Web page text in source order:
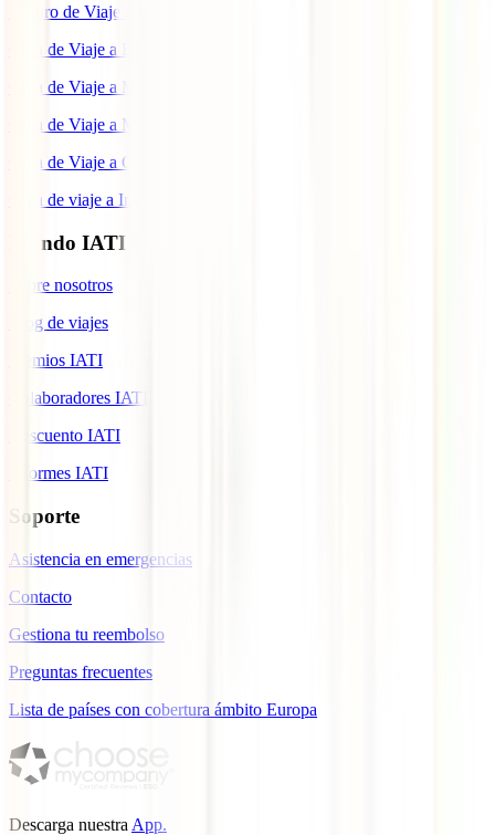
Seguro de Viaje a Colombia
Guía de Viaje a Estados Unidos
Guía de Viaje a México
Guía de Viaje a Marruecos
Guía de Viaje a Cuba
Guía de viaje a Indonesia
Mundo IATI
Sobre nosotros
Blog de viajes
Premios IATI
Colaboradores IATI
Descuento IATI
Informes IATI
Soporte
Asistencia en emergencias
Contacto
Gestiona tu reembolso
Preguntas frecuentes
Lista de países con cobertura ámbito Europa
Descarga nuestra App.